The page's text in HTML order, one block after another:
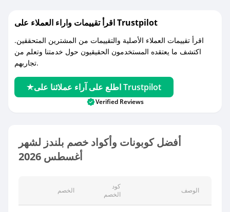
اقرأ تقييمات واراء العملاء على Trustpilot
اقرأ تقييمات العملاء الأصلية والتقييمات من المشترين المتحققين.
اكتشف ما يعتقده المستخدمون الحقيقيون حول خدمتنا وتعلم من
تجاربهم.
اطلع على آراء عملائنا على Trustpilot
Verified Reviews
أفضل كوبونات وأكواد خصم بلندز لشهر
أغسطس 2026
الخصم
كود
الخصم
الوصف